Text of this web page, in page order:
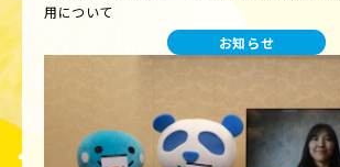
用について
お知らせ